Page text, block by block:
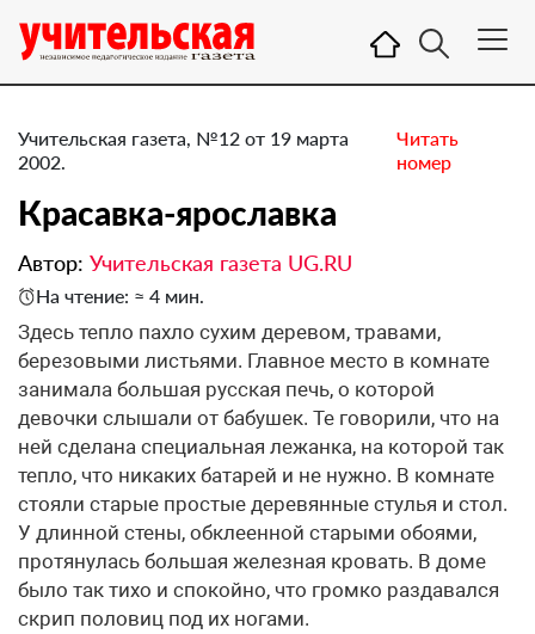
Учительская газета, №12 от 19 марта
2002.
Читать
номер
Красавка-ярославка
Автор: Учительская газета UG.RU
На чтение: ≈ 4 мин.
Здесь тепло пахло сухим деревом, травами,
березовыми листьями. Главное место в комнате
занимала большая русская печь, о которой
девочки слышали от бабушек. Те говорили, что на
ней сделана специальная лежанка, на которой так
тепло, что никаких батарей и не нужно. В комнате
стояли старые простые деревянные стулья и стол.
У длинной стены, обклеенной старыми обоями,
протянулась большая железная кровать. В доме
было так тихо и спокойно, что громко раздавался
скрип половиц под их ногами.